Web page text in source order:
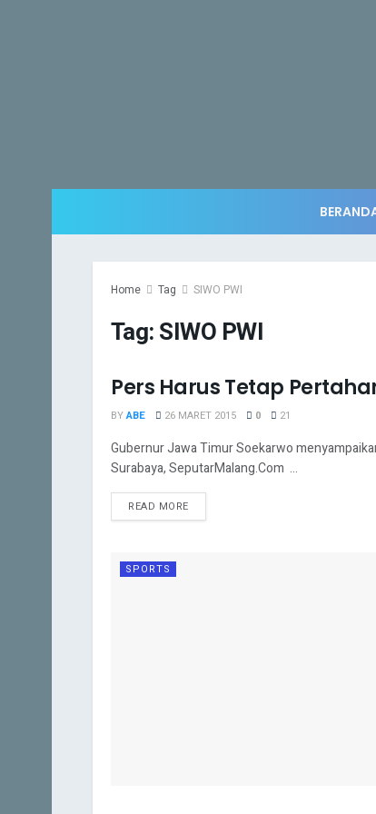
Home Tag SIWO PWI
Tag:SIWO PWI
PELAYANAN PUBLIK
Pers Harus Tetap
BYABE 26 MARET 2015 0 21
Gubernur Jawa Timur Soekarwo
Surabaya, SeputarMalang.Com ...
READ MORE
SPORTS